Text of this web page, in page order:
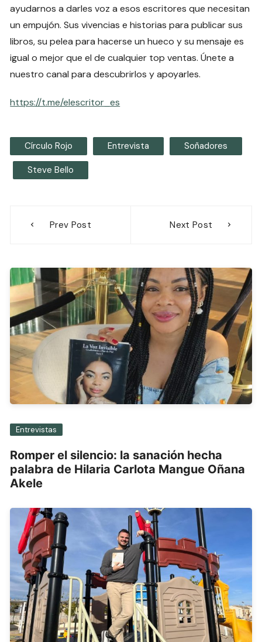
ayudarnos a darles voz a esos escritores que necesitan
un empujón. Sus vivencias e historias para publicar sus
libros, su pelea para hacerse un hueco y su mensaje es
igual o mejor que el de cualquier top ventas. Únete a
nuestro canal para descubrirlos y apoyarles.
https://t.me/elescritor_es
Círculo Rojo Entrevista Soñadores
Steve Bello
Prev Post Next Post
Entrevistas
Romper el silencio: la sanación hecha
palabra de Hilaria Carlota Mangue Oñana
Akele